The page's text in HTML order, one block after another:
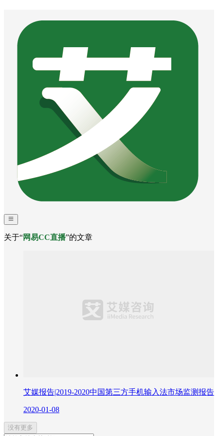
关于“网易CC直播”的文章
艾媒报告|2019-2020中国第三方手机输入法市场监测报告
2020-01-08
没有更多